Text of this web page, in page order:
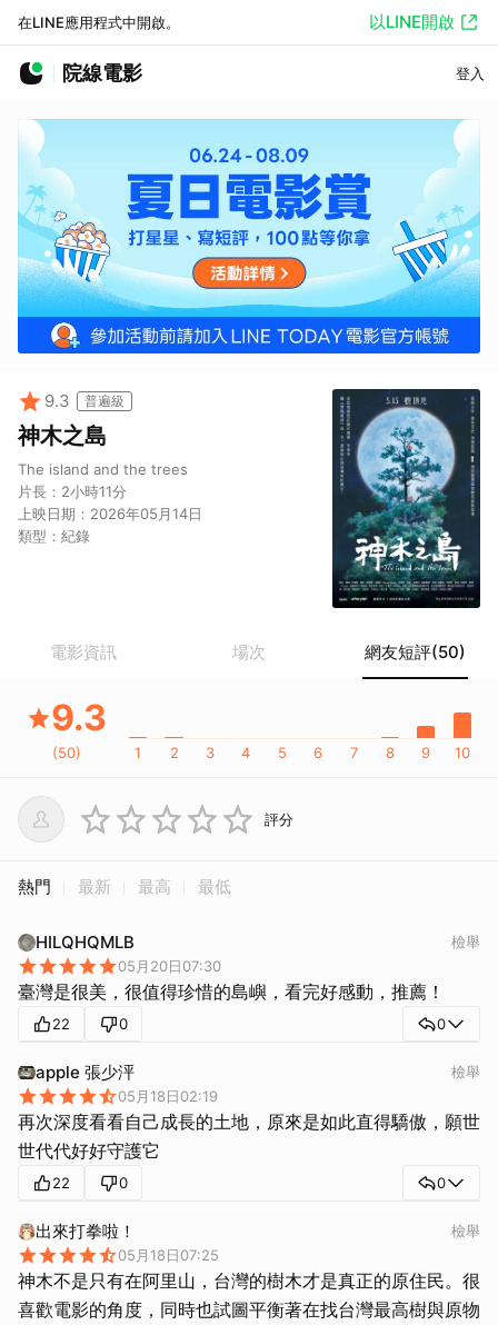
在LINE應用程式中開啟。 以LINE開啟
院線電影 登入
9.3 普遍級
神木之島
The island and the trees
片長： 2小時11分
上映日期： 2026年05月14日
類型： 紀錄
電影資訊 場次 網友短評(50)
9.3
(50) 1 2 3 4 5 6 7 8 9 10
評分
熱門 最新 最高 最低
HILQHQMLB
05月20日07:30
檢舉
臺灣是很美，很值得珍惜的島嶼，看完好感動，推薦！
22 0 0
apple 張少泙
05月18日02:19
檢舉
再次深度看看自己成長的土地，原來是如此直得驕傲，願世
世代代好好守護它
22 0 0
出來打拳啦！
05月18日07:25
檢舉
神木不是只有在阿里山，台灣的樹木才是真正的原住民。很
喜歡電影的角度，同時也試圖平衡著在找台灣最高樹與原物